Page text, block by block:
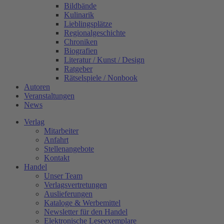
Bildbände
Kulinarik
Lieblingsplätze
Regionalgeschichte
Chroniken
Biografien
Literatur / Kunst / Design
Ratgeber
Rätselspiele / Nonbook
Autoren
Veranstaltungen
News
Verlag
Mitarbeiter
Anfahrt
Stellenangebote
Kontakt
Handel
Unser Team
Verlagsvertretungen
Auslieferungen
Kataloge & Werbemittel
Newsletter für den Handel
Elektronische Leseexemplare